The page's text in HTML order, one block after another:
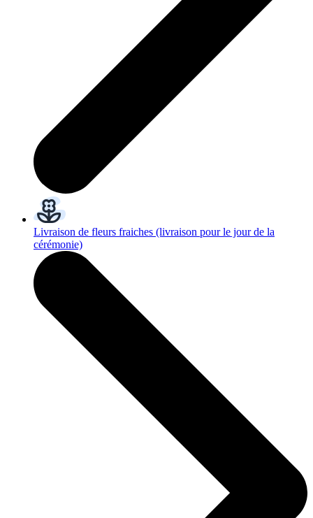
Livraison de fleurs fraiches (livraison pour le jour de la
cérémonie)